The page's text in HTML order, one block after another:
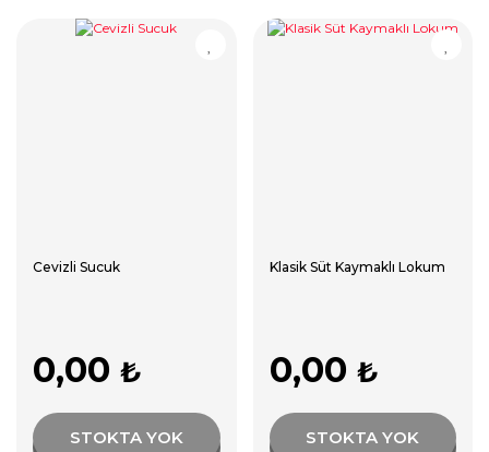
Cevizli Sucuk
0,00 ₺
STOKTA YOK
Klasik Süt Kaymaklı Lokum
0,00 ₺
STOKTA YOK